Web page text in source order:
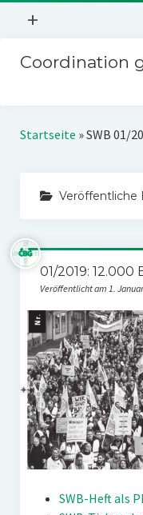
Menü
+
Mitmachen
Störfälle
Coordination
Kampagnen
Stichwort BAYER
SPENDEN
Startseite »SWB 01/
Veröffentliche
01/2019: 12.000
Veröffentlicht am 1.
SWB-Heft als